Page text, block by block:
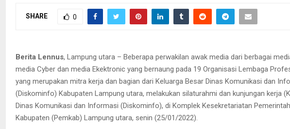
SHARE 0
Berita Lennus, Lampung utara – Beberapa perwakilan awak media dari berbagai
media Cyber dan media Ekektronic yang bernaung pada 19 Organisasi Lembaga
yang merupakan mitra kerja dan bagian dari Keluarga Besar Dinas Komunikasi dan
(Diskominfo) Kabupaten Lampung utara, melakukan silaturahmi dan kunjungan kerja
Dinas Komunikasi dan Informasi (Diskominfo), di Komplek Kesekretariatan Pemerintah
Kabupaten (Pemkab) Lampung utara, senin (25/01/2022).